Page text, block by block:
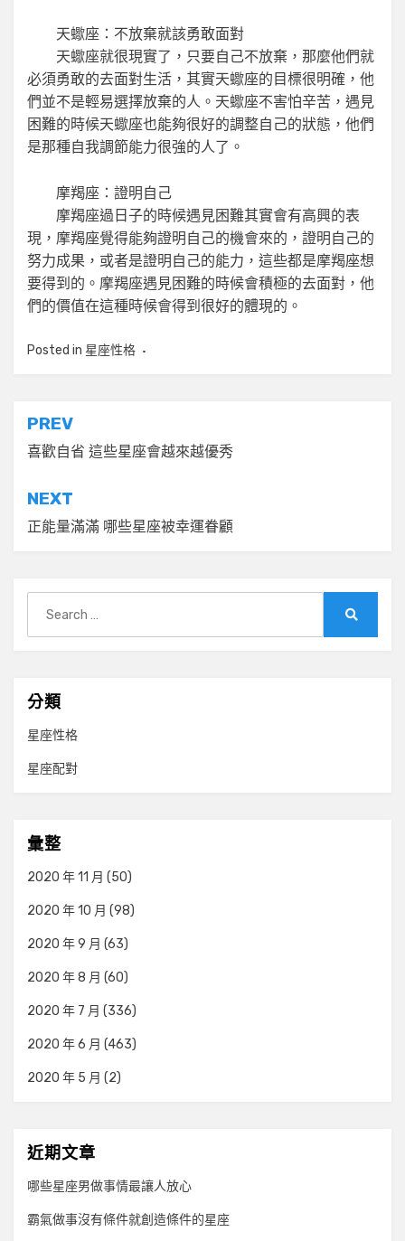
天蠍座：不放棄就該勇敢面對
天蠍座就很現實了，只要自己不放棄，那麼他們就
必須勇敢的去面對生活，其實天蠍座的目標很明確，他
們並不是輕易選擇放棄的人。天蠍座不害怕辛苦，遇見
困難的時候天蠍座也能夠很好的調整自己的狀態，他們
是那種自我調節能力很強的人了。
摩羯座：證明自己
摩羯座過日子的時候遇見困難其實會有高興的表
現，摩羯座覺得能夠證明自己的機會來的，證明自己的
努力成果，或者是證明自己的能力，這些都是摩羯座想
要得到的。摩羯座遇見困難的時候會積極的去面對，他
們的價值在這種時候會得到很好的體現的。
Posted in 星座性格
文
章
導
覽
PREV
喜歡自省 這些星座會越來越優秀
NEXT
正能量滿滿 哪些星座被幸運眷顧
for:
分類
星座性格
星座配對
彙整
2020 年 11 月 (50)
2020 年 10 月 (98)
2020 年 9 月 (63)
2020 年 8 月 (60)
2020 年 7 月 (336)
2020 年 6 月 (463)
2020 年 5 月 (2)
近期文章
哪些星座男做事情最讓人放心
霸氣做事沒有條件就創造條件的星座